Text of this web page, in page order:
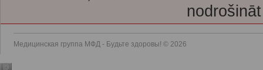
Медицинская группа МФД - Будьте здоровы! © 2026